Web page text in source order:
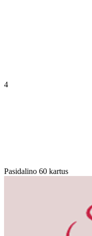
4
Pasidalino 60 kartus